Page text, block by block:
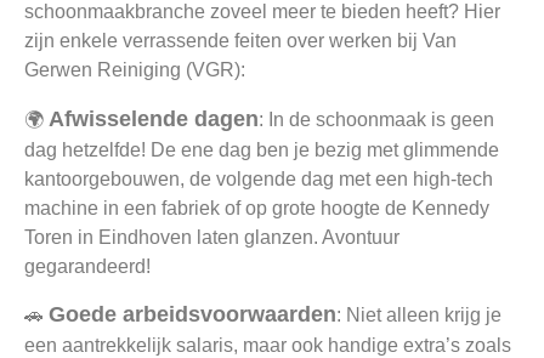
schoonmaakbranche zoveel meer te bieden heeft? Hier
zijn enkele verrassende feiten over werken bij Van
Gerwen Reiniging (VGR):
🌍 Afwisselende dagen: In de schoonmaak is geen
dag hetzelfde! De ene dag ben je bezig met glimmende
kantoorgebouwen, de volgende dag met een high-tech
machine in een fabriek of op grote hoogte de Kennedy
Toren in Eindhoven laten glanzen. Avontuur
gegarandeerd!
🚗 Goede arbeidsvoorwaarden: Niet alleen krijg je
een aantrekkelijk salaris, maar ook handige extra’s zoals